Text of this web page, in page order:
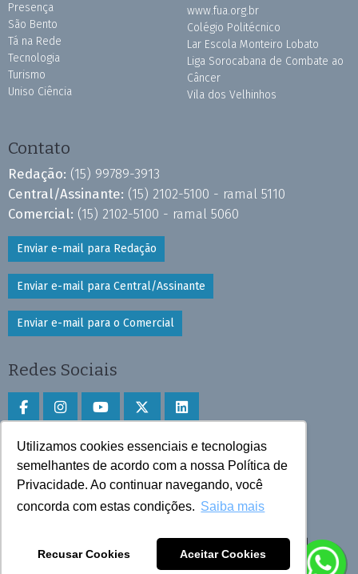
Utilizamos cookies essenciais e tecnologias
semelhantes de acordo com a nossa Política de
Privacidade. Ao continuar navegando, você
concorda com estas condições. Saiba mais
Recusar Cookies Aceitar Cookies
Presença
São Bento
Tá na Rede
Tecnologia
Turismo
Uniso Ciência
www.fua.org.br
Colégio Politécnico
Lar Escola Monteiro Lobato
Liga Sorocabana de Combate ao
Câncer
Vila dos Velhinhos
Contato
Redação: (15) 99789-3913
Central/Assinante: (15) 2102-5100 - ramal 5110
Comercial: (15) 2102-5100 - ramal 5060
Enviar e-mail para Redação
Enviar e-mail para Central/Assinante
Enviar e-mail para o Comercial
Redes Sociais
Faça download do aplicativo
Play Store e App Store
Todos os direitos reservados © 2025 Cruzeiro do Sul